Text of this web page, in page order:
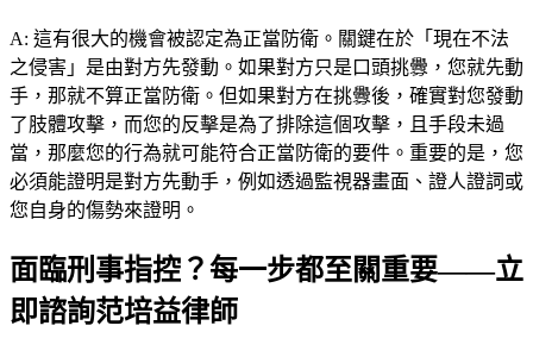
A: 這有很大的機會被認定為正當防衛。關鍵在於「現在不法
之侵害」是由對方先發動。如果對方只是口頭挑釁，您就先動
手，那就不算正當防衛。但如果對方在挑釁後，確實對您發動
了肢體攻擊，而您的反擊是為了排除這個攻擊，且手段未過
當，那麼您的行為就可能符合正當防衛的要件。重要的是，您
必須能證明是對方先動手，例如透過監視器畫面、證人證詞或
您自身的傷勢來證明。
面臨刑事指控？每一步都至關重要——立
即諮詢范培益律師